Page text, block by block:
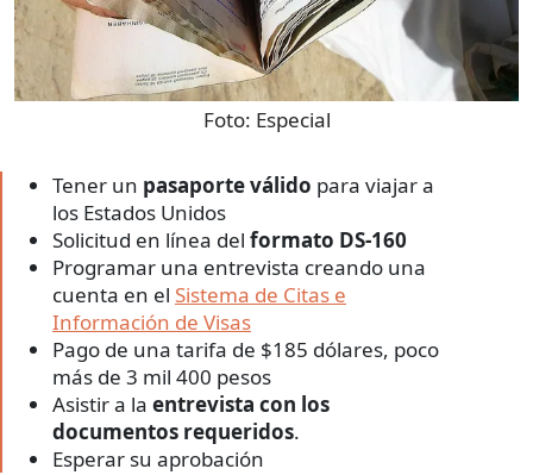
Foto: Especial
Tener un pasaporte válido para viajar a
los Estados Unidos
Solicitud en línea del formato DS-160
Programar una entrevista creando una
cuenta en el Sistema de Citas e
Información de Visas
Pago de una tarifa de $185 dólares, poco
más de 3 mil 400 pesos
Asistir a la entrevista con los
documentos requeridos.
Esperar su aprobación